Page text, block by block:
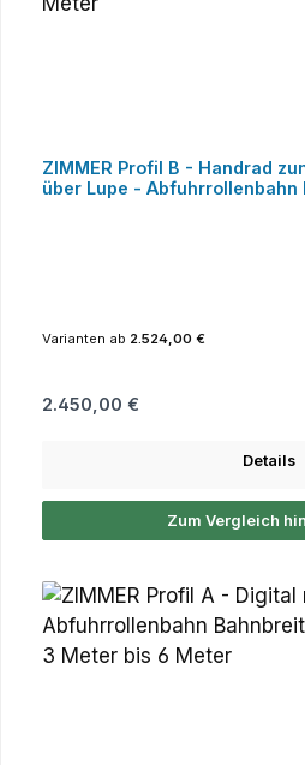
ZIMMER Profil B - Handrad
über Lupe - Abfuhrrollenbahn
Varianten ab 2.524,00 €
Regulärer Preis:
2.450,00 €
Details
Zum Vergleich